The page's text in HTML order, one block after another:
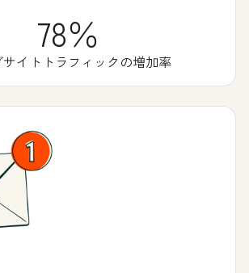
78％
サイトトラフィックの増加率